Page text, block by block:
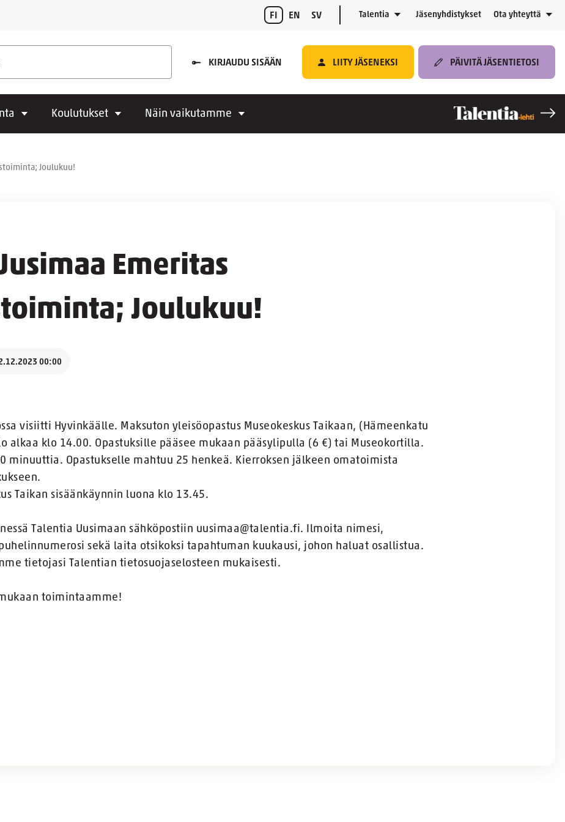
FI EN SV Talentia Jäsenyhdistykset Ota yhteyttä
KIRJAUDU SISÄÄN LIITY JÄSENEKSI PÄIVITÄ JÄSENTIETOSI
Koulutukset Näin vaikutamme
Joulukuu!
Emeritas
Joulukuu!
00:00
visiitti Hyvinkäälle. Maksuton yleisöopastus Museokeskus Taikaan, (Hämeenkatu
alkaa klo 14.00. Opastuksille pääsee mukaan pääsylipulla (6 €) tai Museokortilla.
minuuttia. Opastukselle mahtuu 25 henkeä. Kierroksen jälkeen omatoimista
Taikan sisäänkäynnin luona klo 13.45.
Talentia Uusimaan sähköpostiin uusimaa@talentia.fi. Ilmoita nimesi,
sekä laita otsikoksi tapahtuman kuukausi, johon haluat osallistua.
tietojasi Talentian tietosuojaselosteen mukaisesti.
toimintaamme!